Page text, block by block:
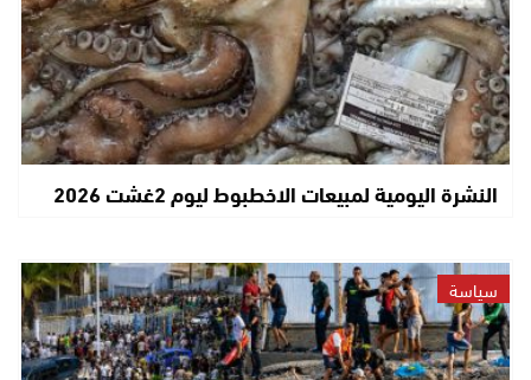
النشرة اليومية لمبيعات الاخطبوط ليوم 2غشت 2026
سياسة